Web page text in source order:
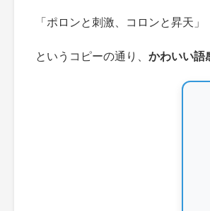
「ポロンと刺激、コロンと昇天」
というコピーの通り、 かわいい語